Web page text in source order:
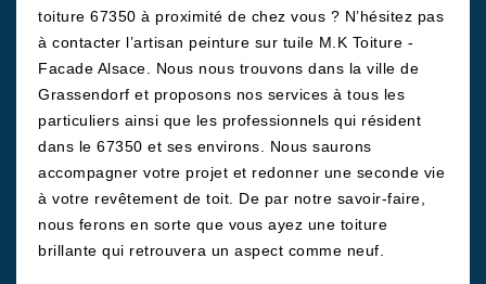
toiture 67350 à proximité de chez vous ? N’hésitez pas
à contacter l’artisan peinture sur tuile M.K Toiture -
Facade Alsace. Nous nous trouvons dans la ville de
Grassendorf et proposons nos services à tous les
particuliers ainsi que les professionnels qui résident
dans le 67350 et ses environs. Nous saurons
accompagner votre projet et redonner une seconde vie
à votre revêtement de toit. De par notre savoir-faire,
nous ferons en sorte que vous ayez une toiture
brillante qui retrouvera un aspect comme neuf.